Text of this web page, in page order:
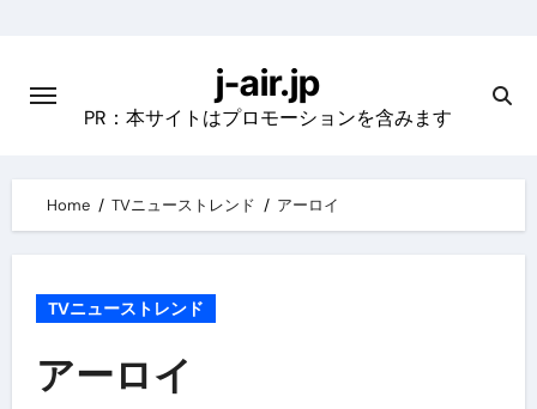
content
j-air.jp
PR：本サイトはプロモーションを含みます
Home TVニューストレンド アーロイ
TVニューストレンド
アーロイ